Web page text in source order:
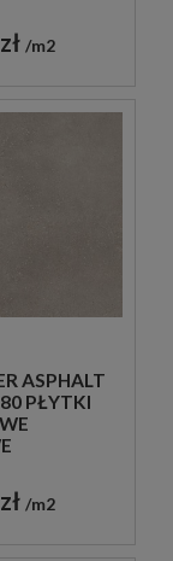
m2
ASPHALT
PŁYTKI
m2